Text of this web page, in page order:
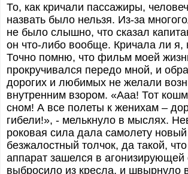
То, как кричали пассажиры,
назвать было нельзя. Из-за
не было слышно, что сказал
он что-либо вообще. Кричала ли
Точно помню, что фильм моей
прокручивался передо мной, и
дорогих и любимых не желали
внутренним взором. «Ааа! Тот
сном! А все полеты к женихам –
гибели!», - мелькнуло в мыслях.
роковая сила дала самолету новый
безжалостный толчок, да такой,
аппарат зашелся в агонизирующей
выбросило из кресла, и швырнуло